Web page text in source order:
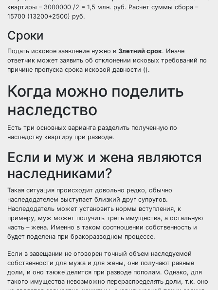
квартиры – 3000000 /2 = 1,5 млн. руб. Расчет суммы сбора –
15700 (13200+2500) руб.
Сроки
Подать исковое заявление нужно в 3летний срок. Иначе
ответчик может заявить об отклонении исковых требований по
причине пропуска срока исковой давности ().
Когда можно поделить
наследство
Есть три основных варианта разделить полученную по
наследству квартиру при разводе.
Если и муж и жена являются
наследниками?
Такая ситуация происходит довольно редко, обычно
наследодателем выступает близкий друг супругов.
Наследодатель может установить нормы вступления, к
примеру, муж может получить треть имущества, а остальную
часть – жена. Именно в таком соотношении собственность и
будет поделена при бракоразводном процессе.
Если в завещании не оговорен точный объем наследуемой
собственности для мужа и для жены, они получают равные
доли, и оно также делится при разводе пополам. Однако, для
такого имущества невозможно перераспределять доли, т.к. оно